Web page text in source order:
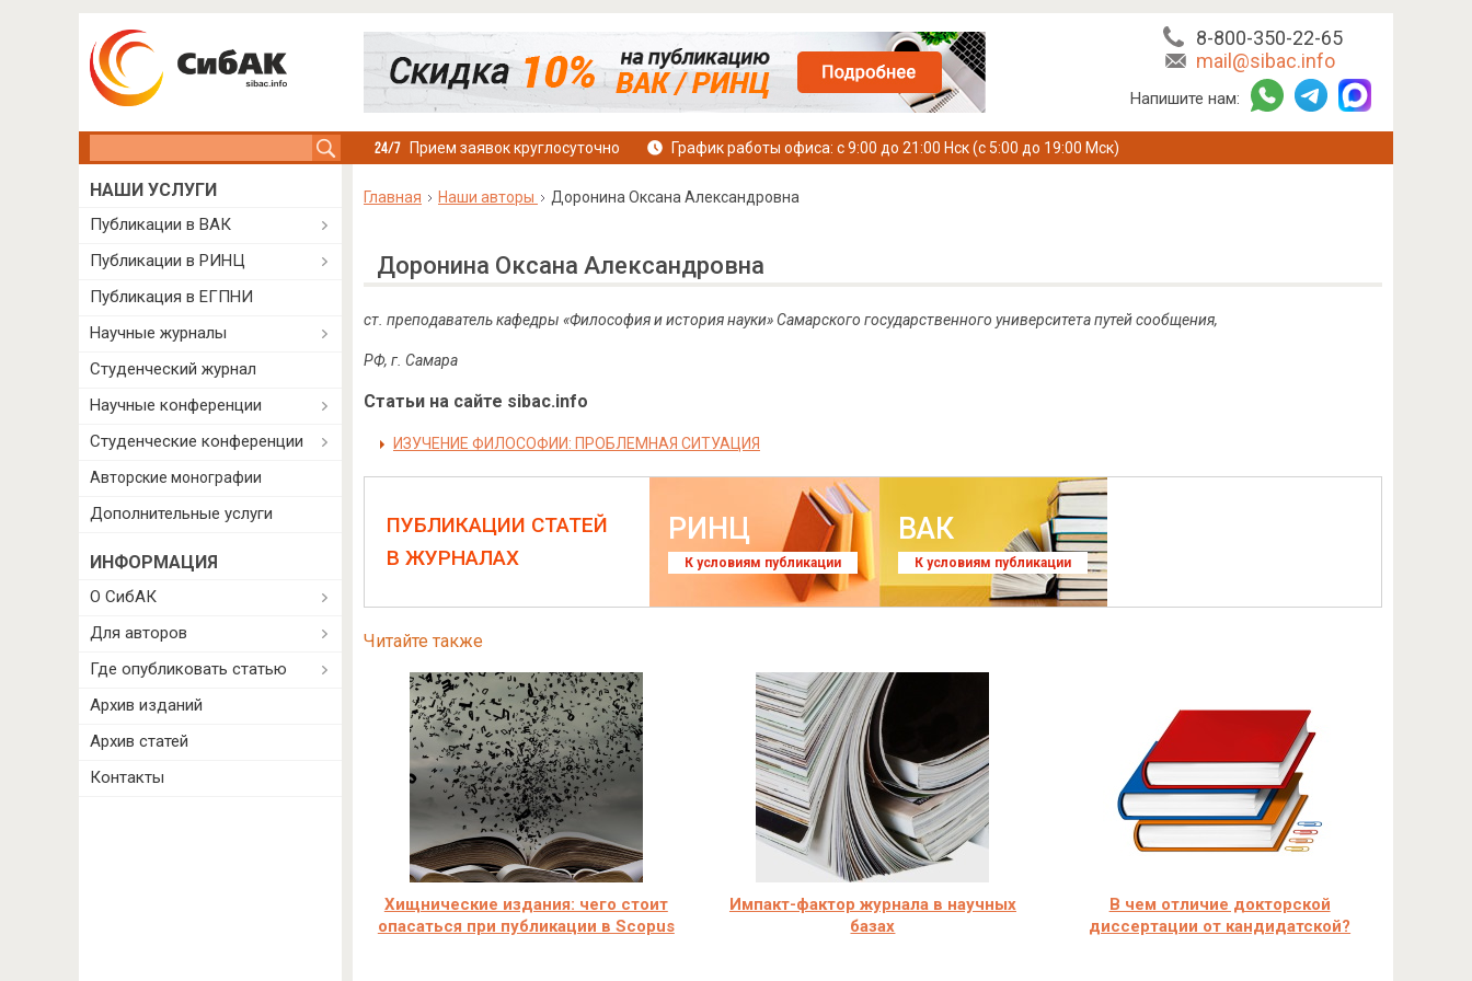
8-800-350-22-65
mail@sibac.info
Напишите нам:
Прием заявок круглосуточно График работы офиса: с 9:00 до 21:00 Нск (с 5:00 до 19:00 Мск)
Главная Наши авторы Доронина Оксана Александровна
Доронина Оксана Александровна
ст. преподаватель кафедры «Философия и история науки» Самарского государственного университета путей сообщения,
РФ, г. Самара
Статьи на сайте sibac.info
ИЗУЧЕНИЕ ФИЛОСОФИИ: ПРОБЛЕМНАЯ СИТУАЦИЯ
ПУБЛИКАЦИИ СТАТЕЙ
В ЖУРНАЛАХ
РИНЦ
К условиям публикации
ВАК
К условиям публикации
Читайте также
Хищнические издания: чего стоит
опасаться при публикации в Scopus
Импакт-фактор журнала в научных
базах
В чем отличие докторской
диссертации от кандидатской?
НАШИ УСЛУГИ
Публикации в ВАК
Публикации в РИНЦ
Публикация в ЕГПНИ
Научные журналы
Студенческий журнал
Научные конференции
Студенческие конференции
Авторские монографии
Дополнительные услуги
ИНФОРМАЦИЯ
О СибАК
Для авторов
Где опубликовать статью
Архив изданий
Архив статей
Контакты